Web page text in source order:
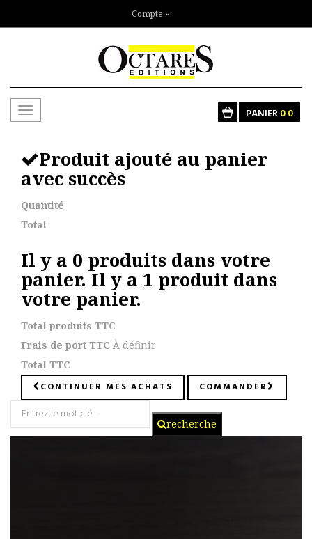
Compte
Toggle
PANIER00
Produit ajouté au panier
avec succès
Quantité
Total
Il y a 0 produits dans votre
panier.Il y a 1 produit dans
votre panier.
Total produits TTC
Frais de port TTC À définir
Total TTC
CONTINUER MES ACHATS COMMANDER
recherche